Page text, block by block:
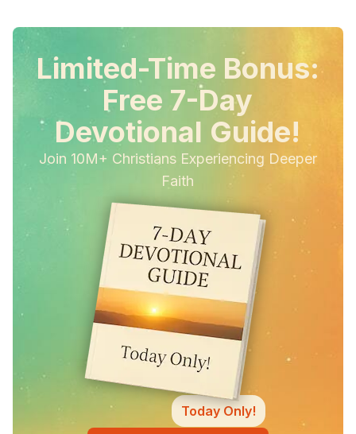
Limited-Time Bonus:
Free 7-Day
Devotional Guide!
Join 10M+ Christians Experiencing Deeper
Faith
Today Only!